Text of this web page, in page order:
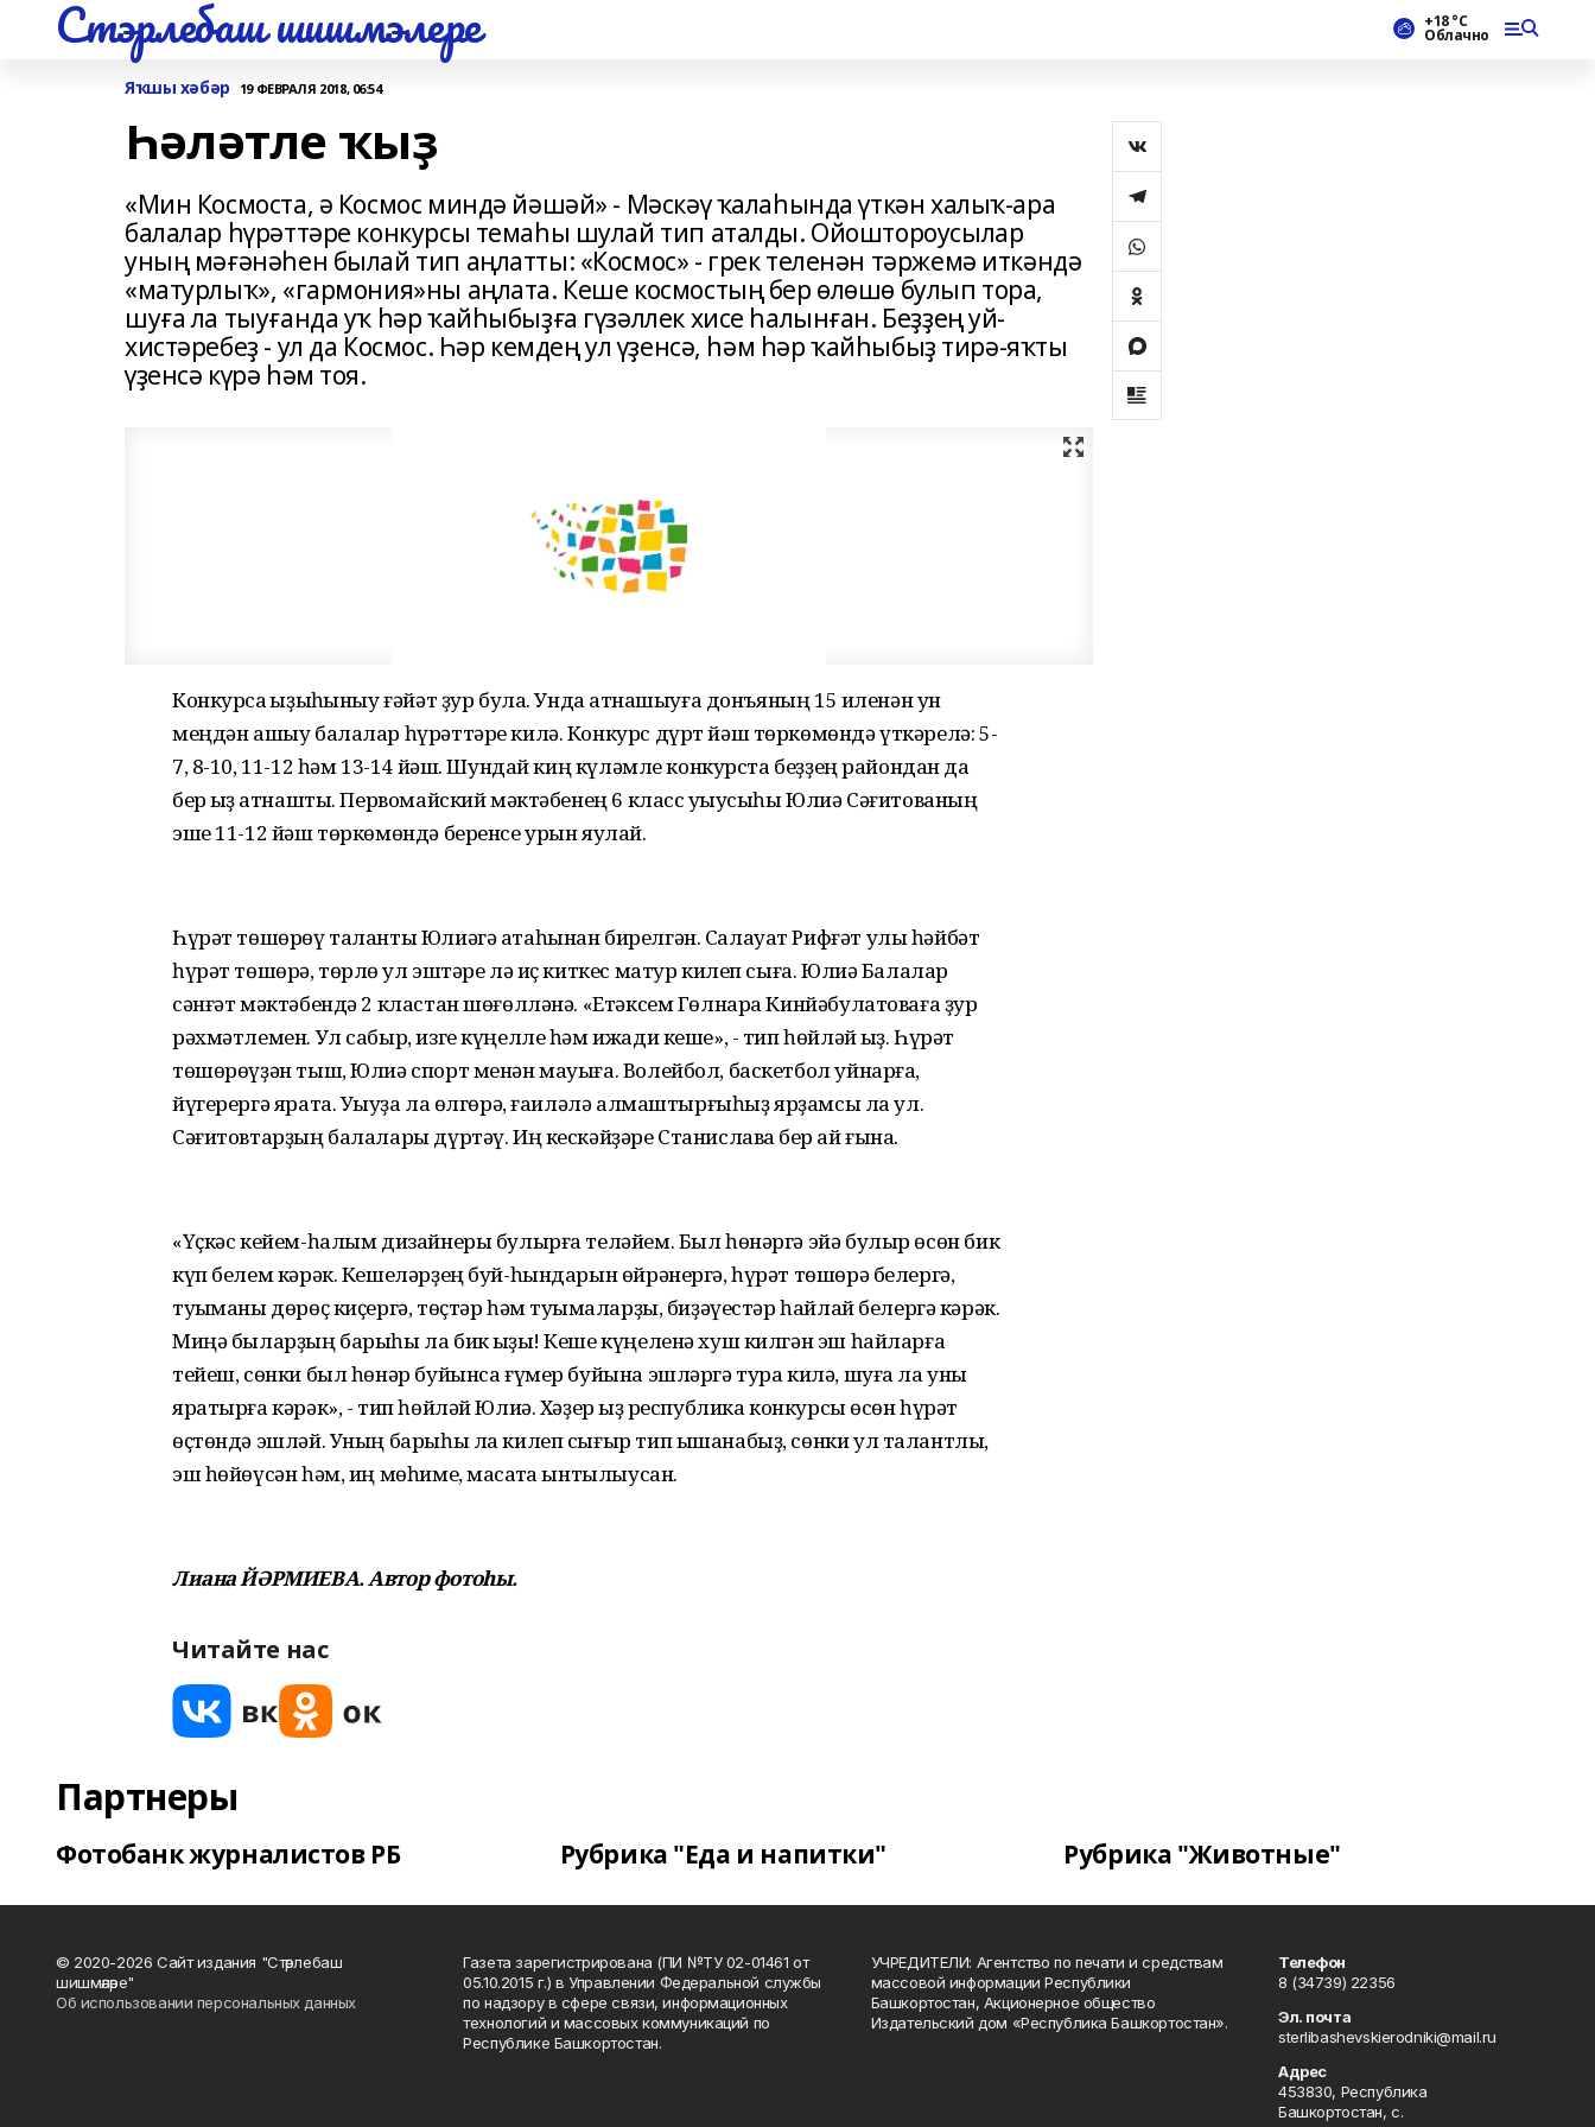
Стэрлебаш шишмэлере +18 °С
Облачно
Яҡшы хәбәр 19 ФЕВРАЛЯ 2018, 06:54
Һәләтле ҡыҙ
«Мин Космоста, ә Космос миндә йәшәй» - Мәскәү ҡалаһында үткән халыҡ-ара
балалар һүрәттәре конкурсы темаһы шулай тип аталды. Ойоштороусылар
уның мәғәнәһен былай тип аңлатты: «Космос» - грек теленән тәржемә иткәндә
«матурлыҡ», «гармония»ны аңлата. Кеше космостың бер өлөшө булып тора,
шуға ла тыуғанда уҡ һәр ҡайһыбыҙға гүзәллек хисе һалынған. Беҙҙең уй-
хистәребеҙ - ул да Космос. Һәр кемдең ул үҙенсә, һәм һәр ҡайһыбыҙ тирә-яҡты
үҙенсә күрә һәм тоя.
Конкурсҡа ҡыҙыҡһыныу ғәйәт ҙур була. Унда ҡатнашыуға донъяның 15 иленән ун
меңдән ашыу балалар һүрәттәре килә. Конкурс дүрт йәш төркөмөндә үткәрелә: 5-
7, 8-10, 11-12 һәм 13-14 йәш. Шундай киң күләмле конкурста беҙҙең райондан да
бер ҡыҙ ҡатнашты. Первомайский мәктәбенең 6 класс уҡыусыһы Юлиә Сәғитованың
эше 11-12 йәш төркөмөндә беренсе урын яулай.
Һүрәт төшөрөү таланты Юлиәгә атаһынан бирелгән. Салауат Рифғәт улы һәйбәт
һүрәт төшөрә, төрлө ҡул эштәре лә иҫ киткес матур килеп сыға. Юлиә Балалар
сәнғәт мәктәбендә 2 кластан шөғөлләнә. «Етәксем Гөлнара Кинйәбулатоваға ҙур
рәхмәтлемен. Ул сабыр, изге күңелле һәм ижади кеше», - тип һөйләй ҡыҙ. Һүрәт
төшөрөүҙән тыш, Юлиә спорт менән мауыға. Волейбол, баскетбол уйнарға,
йүгерергә ярата. Уҡыуҙа ла өлгөрә, ғаиләлә алмаштырғыһыҙ ярҙамсы ла ул.
Сәғитовтарҙың балалары дүртәү. Иң кескәйҙәре Станиславҡа бер ай ғына.
«Үҫкәс кейем-һалым дизайнеры булырға теләйем. Был һөнәргә эйә булыр өсөн бик
күп белем кәрәк. Кешеләрҙең буй-һындарын өйрәнергә, һүрәт төшөрә белергә,
туҡыманы дөрөҫ киҫергә, төҫтәр һәм туҡымаларҙы, биҙәүестәр һайлай белергә кәрәк.
Миңә быларҙың барыһы ла бик ҡыҙыҡ! Кеше күңеленә хуш килгән эш һайларға
тейеш, сөнки был һөнәр буйынса ғүмер буйына эшләргә тура килә, шуға ла уны
яратырға кәрәк», - тип һөйләй Юлиә. Хәҙер ҡыҙ республика конкурсы өсөн һүрәт
өҫтөндә эшләй. Уның барыһы ла килеп сығыр тип ышанабыҙ, сөнки ул талантлы,
эш һөйөүсән һәм, иң мөһиме, маҡсатҡа ынтылыусан.
Лиана ЙӘРМИЕВА. Автор фотоһы.
Читайте нас
Партнеры
Фотобанк журналистов РБ Рубрика "Еда и напитки" Рубрика "Животные"
© 2020-2026 Сайт издания "Стәрлебаш
шишмәләре"
Об использовании персональных данных
Газета зарегистрирована (ПИ №ТУ 02-01461 от
05.10.2015 г.) в Управлении Федеральной службы
по надзору в сфере связи, информационных
технологий и массовых коммуникаций по
Республике Башкортостан.
УЧРЕДИТЕЛИ: Агентство по печати и средствам
массовой информации Республики
Башкортостан, Акционерное общество
Издательский дом «Республика Башкортостан».
Телефон
8 (34739) 22356
Эл. почта
sterlibashevskierodniki@mail.ru
Адрес
453830, Республика
Башкортостан, c.